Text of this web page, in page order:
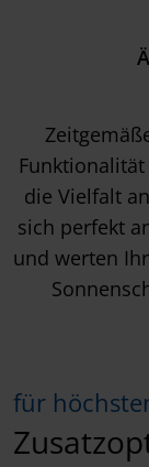
die Vielfalt
sich perfekt
und werten
für